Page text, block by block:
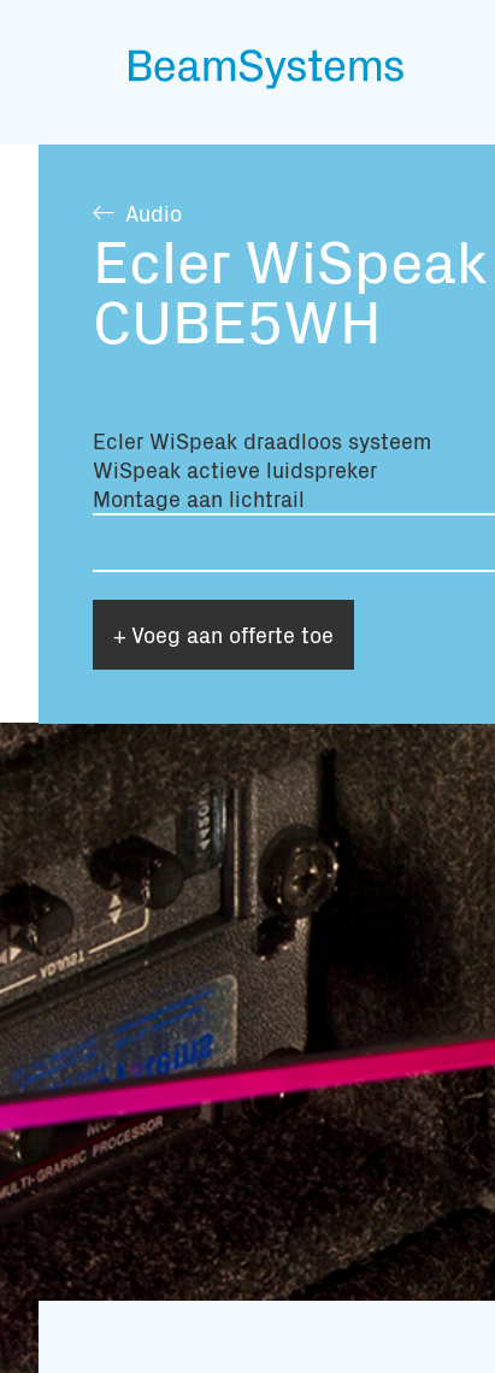
Audio
Ecler WiSpeak
CUBE5WH
Ecler WiSpeak draadloos systeem
WiSpeak actieve luidspreker
Montage aan lichtrail
+ Voeg aan offerte toe